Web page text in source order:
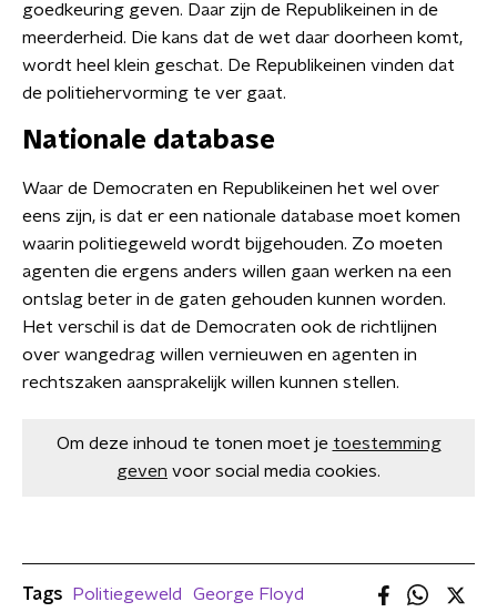
goedkeuring geven. Daar zijn de Republikeinen in de
meerderheid. Die kans dat de wet daar doorheen komt,
wordt heel klein geschat. De Republikeinen vinden dat
de politiehervorming te ver gaat.
Nationale database
Waar de Democraten en Republikeinen het wel over
eens zijn, is dat er een nationale database moet komen
waarin politiegeweld wordt bijgehouden. Zo moeten
agenten die ergens anders willen gaan werken na een
ontslag beter in de gaten gehouden kunnen worden.
Het verschil is dat de Democraten ook de richtlijnen
over wangedrag willen vernieuwen en agenten in
rechtszaken aansprakelijk willen kunnen stellen.
Om deze inhoud te tonen moet je toestemming
geven voor social media cookies.
Tags Politiegeweld
George Floyd